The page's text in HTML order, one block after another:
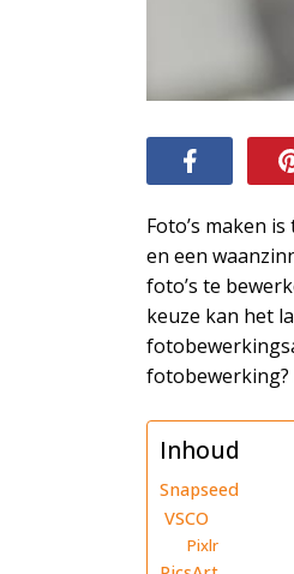
Foto’s maken
en een
foto’s te
keuze kan het
fotobewerking?
Inhoud
Snapseed
VSCO
Pixlr